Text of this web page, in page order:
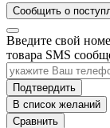
Сообщить о
Введите свой
товара SMS
Подтвердить
В список желаний
Сравнить